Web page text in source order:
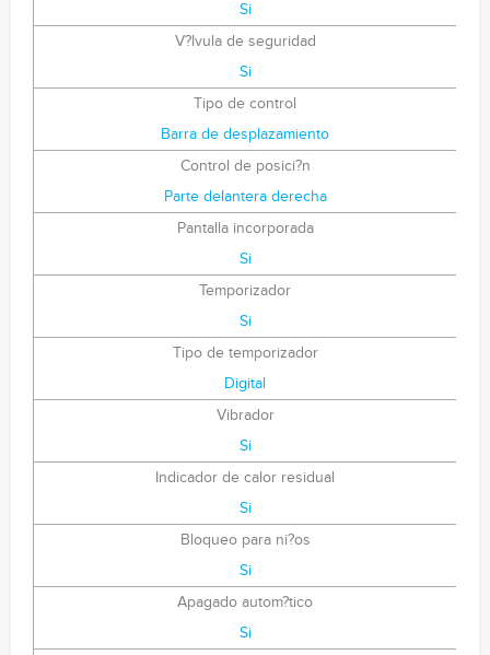
Si
V?lvula de seguridad
Si
Tipo de control
Barra de desplazamiento
Control de posici?n
Parte delantera derecha
Pantalla incorporada
Si
Temporizador
Si
Tipo de temporizador
Digital
Vibrador
Si
Indicador de calor residual
Si
Bloqueo para ni?os
Si
Apagado autom?tico
Si